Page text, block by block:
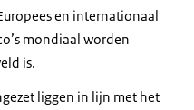
en internationaal
mondiaal worden
is.
liggen in lijn met het